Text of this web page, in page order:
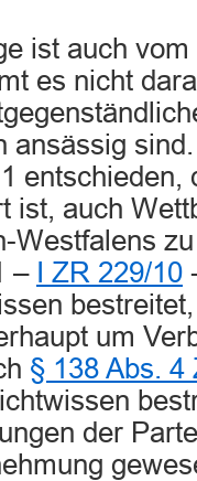
ist auch
es nicht
ansässig
entschieden,
ist, auch
Westfalens
–
I ZR 229/10
um
§ 138 Abs. 4
der